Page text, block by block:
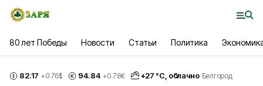
80 лет Победы Новости Статьи Политика
82.17 +0.76$ 94.84 +0.78€ +27 °С, облачно Белгород